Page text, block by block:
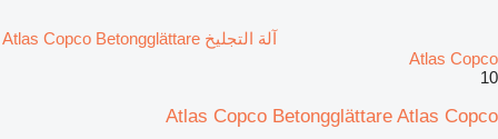
آلة التجليخ Atlas Copco Betongglättare
Atlas Copco
10
Atlas Copco Betongglättare Atlas Copco